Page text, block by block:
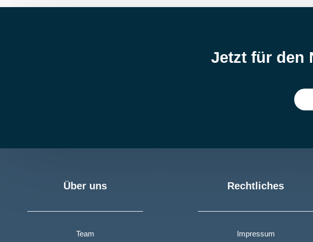
Jetzt für den
Über uns
Team
Rechtliches
Impressum